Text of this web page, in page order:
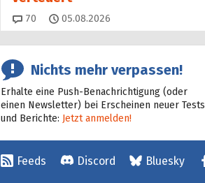
70 Kommentare
05.08.2026
Nichts mehr verpassen!
Erhalte eine Push-Benachrichtigung (oder
einen Newsletter) bei Erscheinen neuer Tests
und Berichte: Jetzt anmelden!
Feeds Discord Bluesky